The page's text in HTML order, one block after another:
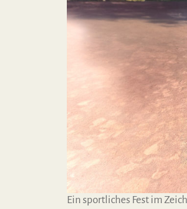
Ein sportliches Fest im